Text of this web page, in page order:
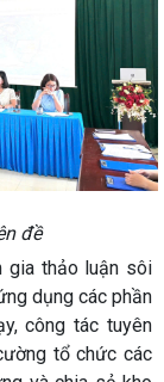
đề
gia thảo luận sôi
dụng các phần
công tác tuyên
tổ chức các